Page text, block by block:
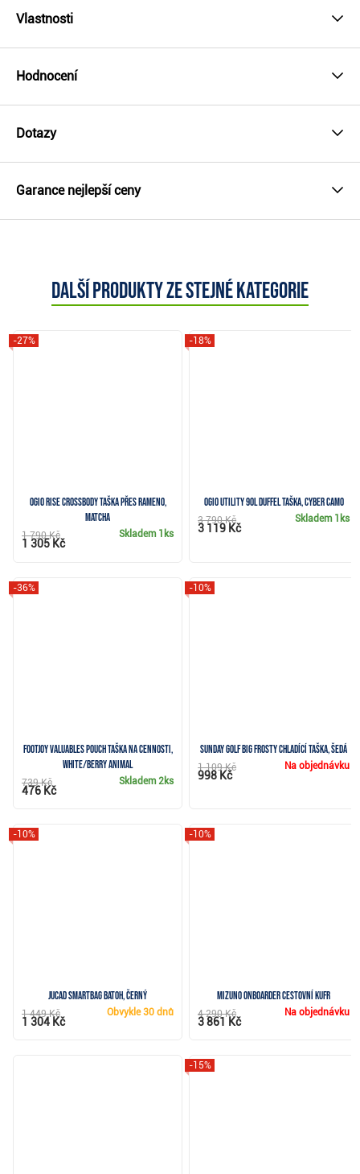
Vlastnosti
Hodnocení
Dotazy
Garance nejlepší ceny
Další produkty ze stejné kategorie
Ogio Rise Crossbody taška přes rameno,
matcha
-27%
Skladem 1ks
1 790 Kč
1 305 Kč
Ogio Utility 90L Duffel taška, cyber camo
-18%
Skladem 1ks
3 790 Kč
3 119 Kč
FootJoy Valuables Pouch taška na cennosti,
white/berry animal
-36%
Skladem 2ks
739 Kč
476 Kč
Sunday Golf Big Frosty chladící taška, šedá
-10%
Na objednávku
1 109 Kč
998 Kč
JuCad Smartbag batoh, černý
-10%
Obvykle30 dnů
1 449 Kč
1 304 Kč
Mizuno Onboarder cestovní kufr
-10%
Na objednávku
4 290 Kč
3 861 Kč
-15%